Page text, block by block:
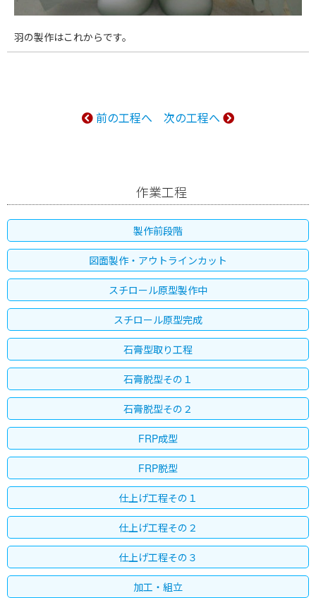
作業工程
製作前段階
図面製作・アウトラインカット
スチロール原型製作中
スチロール原型完成
石膏型取り工程
石膏脱型その１
石膏脱型その２
FRP成型
FRP脱型
仕上げ工程その１
仕上げ工程その２
仕上げ工程その３
加工・組立
羽の製作はこれからです。
前の工程へ 次の工程へ